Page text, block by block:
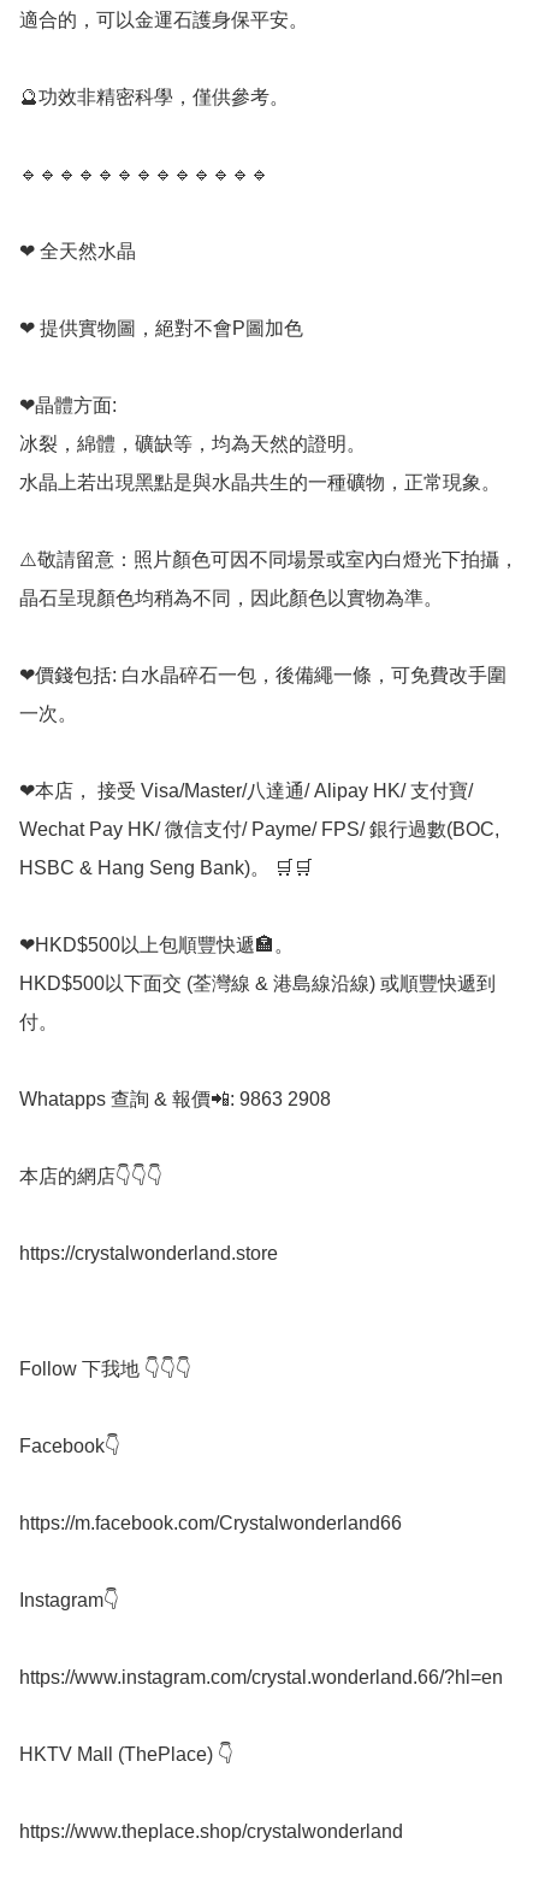
適合的，可以金運石護身保平安。
🔮功效非精密科學，僅供參考。
🔹️🔹️🔹️🔹️🔹️🔹️🔹️🔹️🔹️🔹️🔹️🔹️🔹️
❤ 全天然水晶
❤ 提供實物圖，絕對不會P圖加色
❤晶體方面:
冰裂，綿體，礦缺等，均為天然的證明。
水晶上若出現黑點是與水晶共生的一種礦物，正常現象。
⚠️敬請留意：照片顏色可因不同場景或室內白燈光下拍攝，
晶石呈現顏色均稍為不同，因此顏色以實物為準。
❤價錢包括: 白水晶碎石一包，後備繩一條，可免費改手圍
一次。
❤本店， 接受 Visa/Master/八達通/ Alipay HK/ 支付寶/
Wechat Pay HK/ 微信支付/ Payme/ FPS/ 銀行過數(BOC,
HSBC & Hang Seng Bank)。 🛒🛒
❤HKD$500以上包順豐快遞🏣。
HKD$500以下面交 (荃灣線 & 港島線沿線) 或順豐快遞到
付。
Whatapps 查詢 & 報價📲: 9863 2908
本店的網店👇👇👇
https://crystalwonderland.store
Follow 下我地 👇👇👇
Facebook👇
https://m.facebook.com/Crystalwonderland66
Instagram👇
https://www.instagram.com/crystal.wonderland.66/?hl=en
HKTV Mall (ThePlace) 👇
https://www.theplace.shop/crystalwonderland